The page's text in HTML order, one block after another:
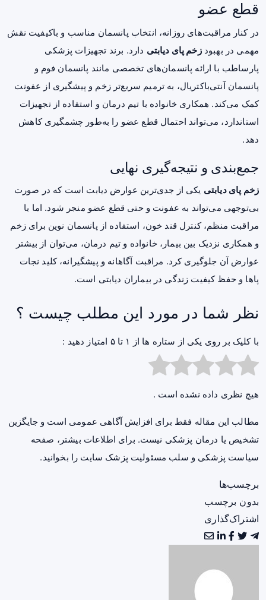
قطع عضو
در کنار مراقبت‌های روزانه، انتخاب پانسمان مناسب و باکیفیت نقش
مهمی در بهبودزخم پای دیابتی دارد. برند تجهیزات پزشکی
پارساطب با ارائه پانسمان‌های تخصصی مانند پانسمان فوم و
پانسمان آنتی‌باکتریال، به ترمیم سریع‌تر زخم و پیشگیری از عفونت
کمک می‌کند. همکاری خانواده با تیم درمان و استفاده از تجهیزات
استاندارد، می‌تواند احتمال قطع عضو را به‌طور چشمگیری کاهش
دهد.
جمع‌بندی و نتیجه‌گیری نهایی
زخم پای دیابتی یکی از جدی‌ترین عوارض دیابت است که در صورت
بی‌توجهی می‌تواند به عفونت و حتی قطع عضو منجر شود. اما با
مراقبت منظم، کنترل قند خون، استفاده از پانسمان نوین برای زخم
و همکاری نزدیک بین بیمار، خانواده و تیم درمان، می‌توان از بیشتر
عوارض آن جلوگیری کرد. مراقبت آگاهانه و پیشگیرانه، کلید نجات
پاها و حفظ کیفیت زندگی در بیماران دیابتی است.
نظر شما در مورد این مطلب چیست ؟
با کلیک بر روی یکی از ستاره ها از ۱ تا ۵ امتیاز دهید :
هیچ نظری داده نشده است .
مطالب این مقاله فقط برای افزایش آگاهی عمومی است و جایگزین
تشخیص یا درمان پزشکی نیست. برای اطلاعات بیشتر، صفحه
سیاست پزشکی و سلب مسئولیت پزشک سایت را بخوانید.
برچسب‌ها
بدون برچسب
اشتراک‌گذاری